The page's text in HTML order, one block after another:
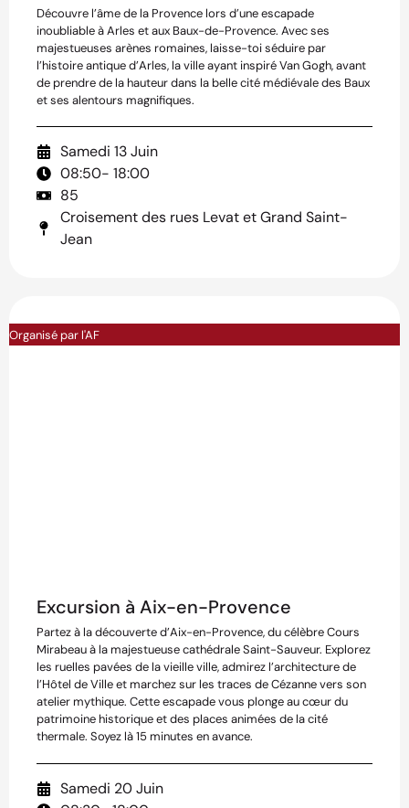
Découvre l’âme de la Provence lors d’une escapade
inoubliable à Arles et aux Baux-de-Provence. Avec ses
majestueuses arènes romaines, laisse-toi séduire par
l’histoire antique d’Arles, la ville ayant inspiré Van Gogh, avant
de prendre de la hauteur dans la belle cité médiévale des Baux
et ses alentours magnifiques.
Samedi 13 Juin
08:50- 18:00
85
Croisement des rues Levat et Grand Saint-
Jean
Organisé par l'AF
Excursion à Aix-en-Provence
Partez à la découverte d’Aix-en-Provence, du célèbre Cours
Mirabeau à la majestueuse cathédrale Saint-Sauveur. Explorez
les ruelles pavées de la vieille ville, admirez l’architecture de
l’Hôtel de Ville et marchez sur les traces de Cézanne vers son
atelier mythique. Cette escapade vous plonge au cœur du
patrimoine historique et des places animées de la cité
thermale. Soyez là 15 minutes en avance.
Samedi 20 Juin